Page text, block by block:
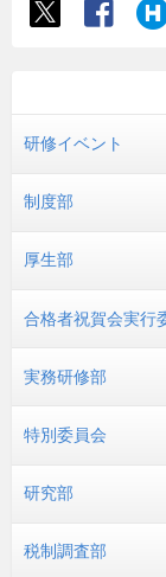
研修イベント
制度部
厚生部
合格者祝賀会実行
実務研修部
特別委員会
研究部
税制調査部